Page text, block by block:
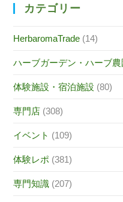
カテゴリー
HerbaromaTrade (14)
ハーブガーデン・ハーブ農
体験施設・宿泊施設 (80)
専門店 (308)
イベント (109)
体験レポ (381)
専門知識 (207)